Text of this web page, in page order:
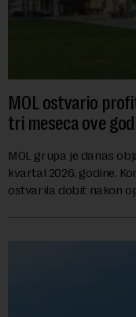
MOL ostvario
tri meseca ove
MOL grupa je danas
kvartal 2026. godine.
ostvarila dobit nakon